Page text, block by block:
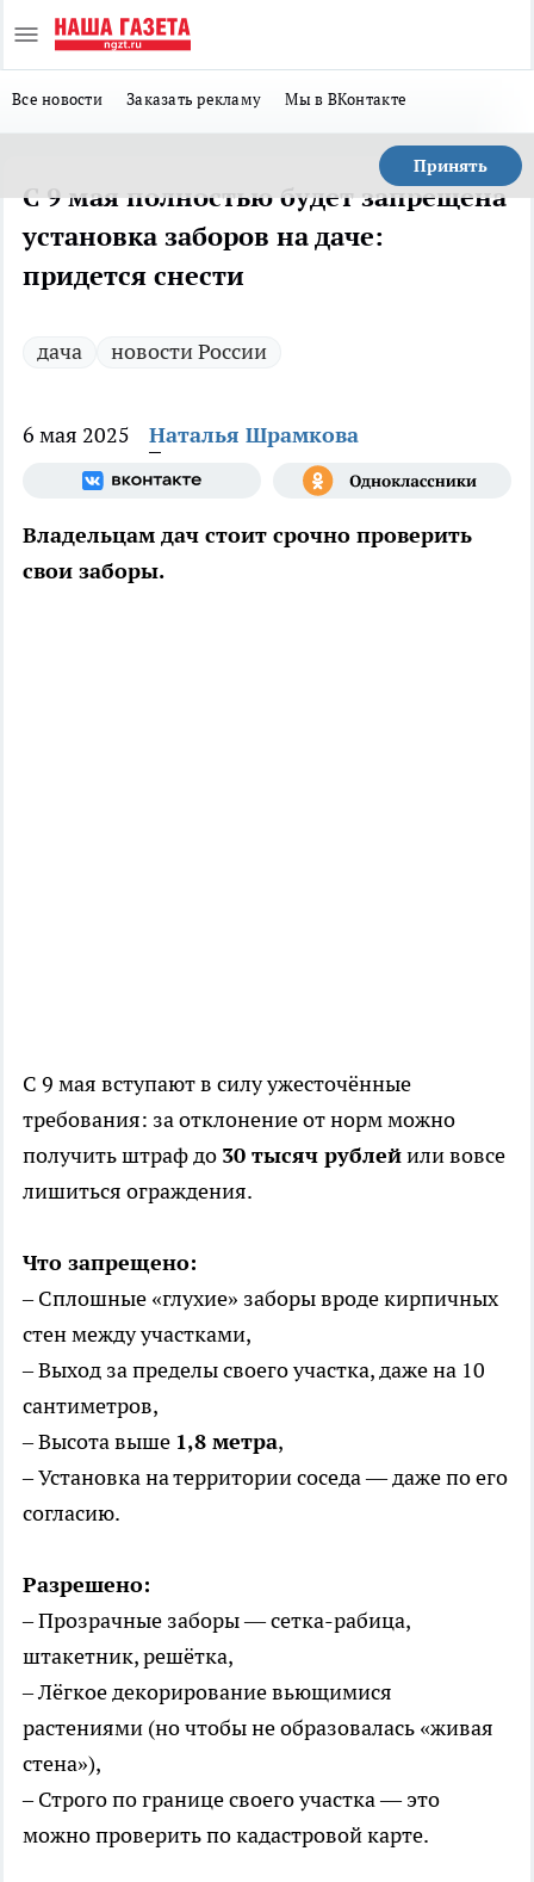
Все новости Заказать рекламу Мы в ВКонтакте
Принять
С 9 мая полностью будет запрещена
установка заборов на даче:
придется снести
дача новости России
6 мая 2025 Наталья Шрамкова
Владельцам дач стоит срочно проверить
свои заборы.
С 9 мая вступают в силу ужесточённые
требования: за отклонение от норм можно
получить штраф до 30 тысяч рублейили вовсе
лишиться ограждения.
Что запрещено:
– Сплошные «глухие» заборы вроде кирпичных
стен между участками,
– Выход за пределы своего участка, даже на 10
сантиметров,
– Высота выше 1,8 метра,
– Установка на территории соседа — даже по его
согласию.
Разрешено:
– Прозрачные заборы — сетка-рабица,
штакетник, решётка,
– Лёгкое декорирование вьющимися
растениями (но чтобы не образовалась «живая
стена»),
– Строго по границе своего участка — это
можно проверить по кадастровой карте.